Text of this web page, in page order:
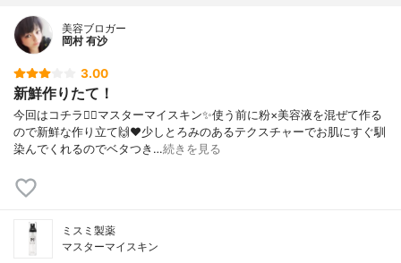
油、パルマローザ油、ローマカミツレ花
油、オリーブ果実油、PEG-60水添ヒマシ
油、グリセリ ン、ポリリシノレイン酸ポリ
美容ブロガー
岡村 有沙
3.00
新鮮作りたて！
今回はコチラ🙋‍♀️マスターマイスキン✨使う前に粉×美容液を混ぜて作る
ので新鮮な作り立て🙌❤️少しとろみのあるテクスチャーでお肌にすぐ馴
染んでくれるのでベタつき…続きを見る
ミスミ製薬
マスターマイスキン